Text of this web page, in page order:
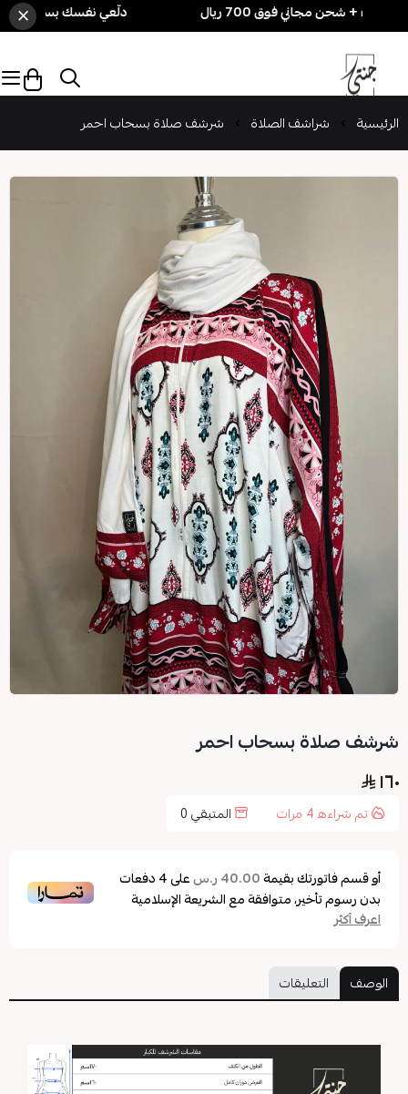
دلّعي نفسك بسهولة! 3 قطع بـ 250 ريال فقط 🎁 + شحن مجاني فوق 700 ريال
×
الرئيسية شراشف الصلاة شرشف صلاة بسحاب احمر
شرشف صلاة بسحاب احمر
١٦٠
تم شراءه4 مرات المتبقي0
أو قسم فاتورتك بقيمة40.00 ر.س على4دفعات
بدون رسوم تأخير، متوافقة مع الشريعة الإسلامية
اعرف أكثر
الوصف التعليقات